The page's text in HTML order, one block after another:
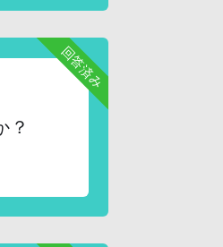
回答済み
？